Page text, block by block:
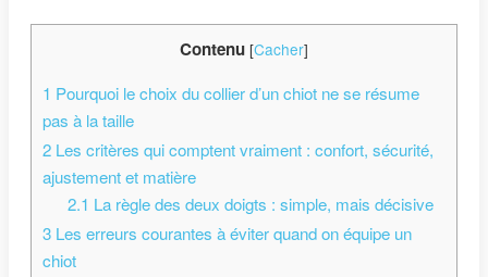
Contenu [Cacher]
1 Pourquoi le choix du collier d’un chiot ne se résume
pas à la taille
2 Les critères qui comptent vraiment : confort, sécurité,
ajustement et matière
2.1 La règle des deux doigts : simple, mais décisive
3 Les erreurs courantes à éviter quand on équipe un
chiot